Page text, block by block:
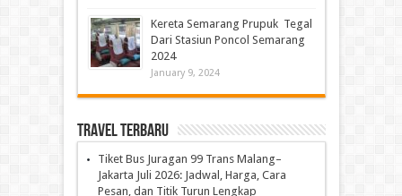
Kereta Semarang Prupuk Tegal
Dari Stasiun Poncol Semarang
2024
January 9, 2024
Travel Terbaru
Tiket Bus Juragan 99 Trans Malang–
Jakarta Juli 2026: Jadwal, Harga, Cara
Pesan, dan Titik Turun Lengkap